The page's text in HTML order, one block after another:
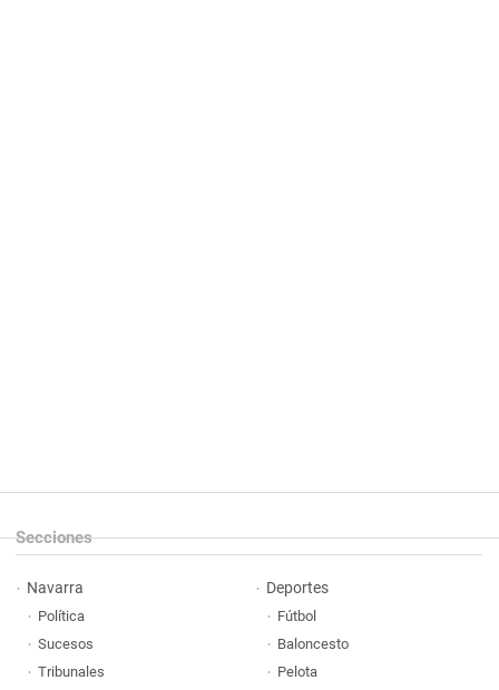
Secciones
Navarra
Política
Sucesos
Tribunales
Deportes
Fútbol
Baloncesto
Pelota